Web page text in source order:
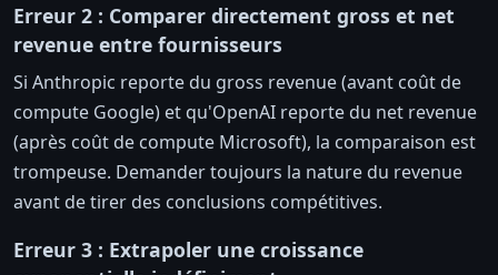
Erreur 2 : Comparer directement gross et net
revenue entre fournisseurs
Si Anthropic reporte du gross revenue (avant coût de
compute Google) et qu'OpenAI reporte du net revenue
(après coût de compute Microsoft), la comparaison est
trompeuse. Demander toujours la nature du revenue
avant de tirer des conclusions compétitives.
Erreur 3 : Extrapoler une croissance